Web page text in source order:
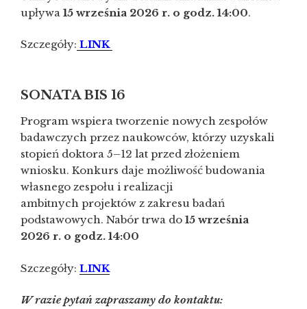
upływa 15 września 2026 r. o godz. 14:00.
Szczegóły: LINK
SONATA BIS 16
Program wspiera tworzenie nowych zespołów
badawczych przez naukowców, którzy uzyskali
stopień doktora 5–12 lat przed złożeniem
wniosku. Konkurs daje możliwość budowania
własnego zespołu i realizacji
ambitnych projektów z zakresu badań
podstawowych. Nabór trwa do 15 września
2026 r. o godz. 14:00
Szczegóły: LINK
W razie pytań zapraszamy do kontaktu: